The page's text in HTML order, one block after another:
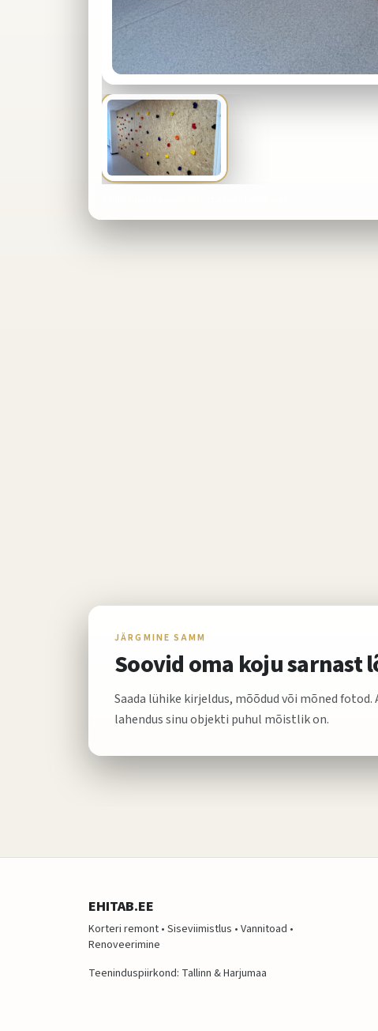
JÄRGMINE SAMM
Soovid oma koju sarnast
Saada lühike kirjeldus, mõõdud või mõned
lahendus sinu objekti puhul mõistlik on.
EHITAB.EE
Korteri remont • Siseviimistlus • Vannitoad •
Renoveerimine
Teeninduspiirkond: Tallinn & Harjumaa